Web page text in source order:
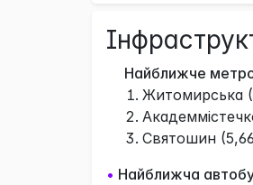
Найближче
Житомирська
Святошин
• Найближча